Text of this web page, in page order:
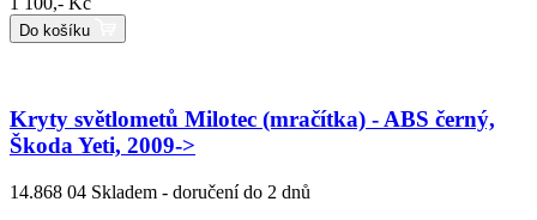
Do košíku
Kryty světlometů Milotec (mračítka) - ABS černý,
Škoda Yeti, 2009->
14.868 04 Skladem - doručení do 2 dnů